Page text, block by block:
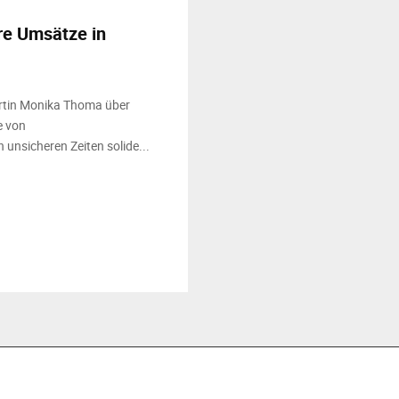
Umsätze in
Monika Thoma über
von
Zeiten solide...